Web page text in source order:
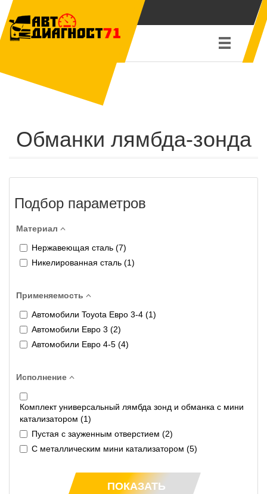
Обманки лямбда-зонда
Подбор параметров
Материал
Нержавеющая сталь (7)
Никелированная сталь (1)
Применяемость
Автомобили Toyota Евро 3-4 (1)
Автомобили Евро 3 (2)
Автомобили Евро 4-5 (4)
Исполнение
Комплект универсальный лямбда зонд и обманка с мини
катализатором (1)
Пустая с зауженным отверстием (2)
С металлическим мини катализатором (5)